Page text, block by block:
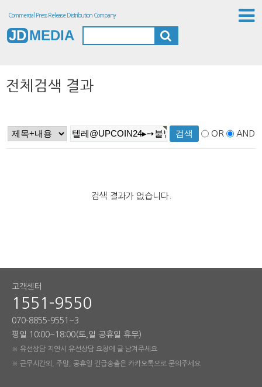
Commercial Press Release Distribution Company
JD MEDIA
전체검색 결과
OR AND
검색 결과가 없습니다.
고객센터
1551-9550
070-8855-9551~3
평일 10:00~18:00(토,일 공휴일 휴무)
※ 유선상담 지연시 유선상담 요청에 글 남겨주세요
※ 근무시간외, 주말, 공휴일 긴급송출은 카카오톡으로 문의주세요